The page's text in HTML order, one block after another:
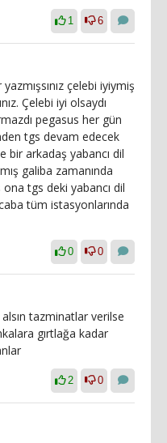
1 6
çelebi iyiymiş
Çelebi iyi olsaydı
pegasus her gün
tgs devam edecek
bir arkadaş yabancı dil
galiba zamanında
tgs deki yabancı dil
tüm istasyonlarında
0 0
tazminatlar verilse
gırtlağa kadar
2 0